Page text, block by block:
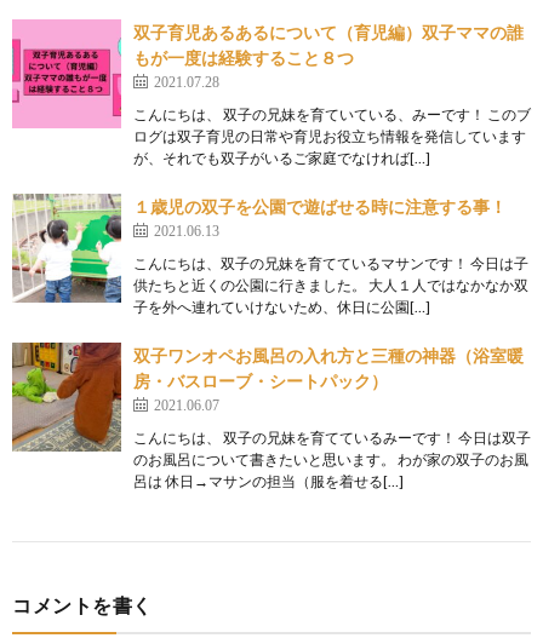
双子育児あるあるについて（育児編）双子ママの誰
もが一度は経験すること８つ
2021.07.28
こんにちは、 双子の兄妹を育ていている、みーです！ このブ
ログは双子育児の日常や育児お役立ち情報を発信しています
が、それでも双子がいるご家庭でなければ[…]
１歳児の双子を公園で遊ばせる時に注意する事！
2021.06.13
こんにちは、双子の兄妹を育てているマサンです！ 今日は子
供たちと近くの公園に行きました。 大人１人ではなかなか双
子を外へ連れていけないため、休日に公園[…]
双子ワンオペお風呂の入れ方と三種の神器（浴室暖
房・バスローブ・シートパック）
2021.06.07
こんにちは、 双子の兄妹を育てているみーです！ 今日は双子
のお風呂について書きたいと思います。 わが家の双子のお風
呂は 休日→マサンの担当（服を着せる[…]
コメントを書く